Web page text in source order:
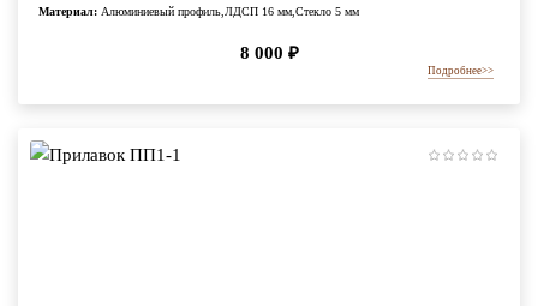
Материал: Алюминиевый профиль,ЛДСП 16 мм,Стекло 5 мм
8 000 ₽
Подробнее>>